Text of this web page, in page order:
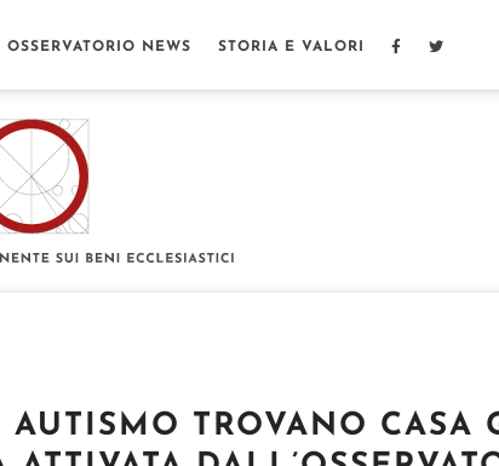
OSSERVATORIO NEWS STORIA E VALORI
TROVANO CASA